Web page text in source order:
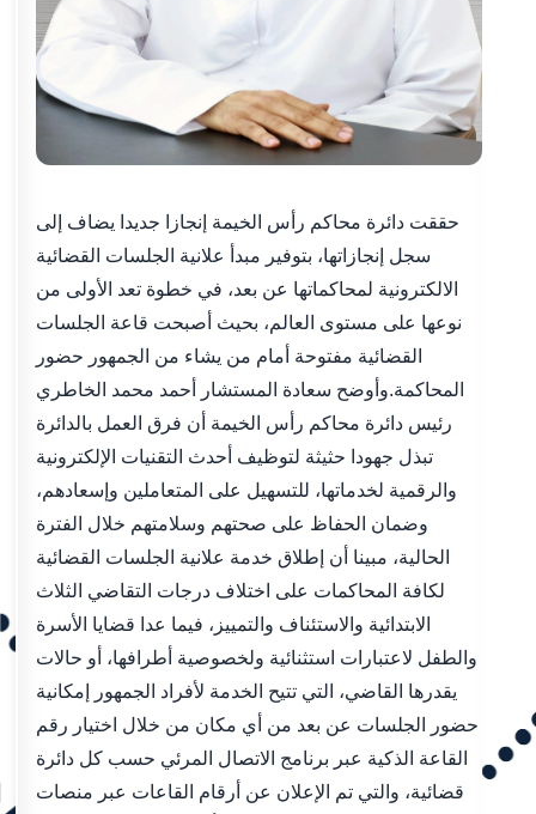
حققت دائرة محاكم رأس الخيمة إنجازا جديدا يضاف إلى
سجل إنجازاتها، بتوفير مبدأ علانية الجلسات القضائية
الالكترونية لمحاكماتها عن بعد، في خطوة تعد الأولى من
نوعها على مستوى العالم، بحيث أصبحت قاعة الجلسات
القضائية مفتوحة أمام من يشاء من الجمهور حضور
المحاكمة.وأوضح سعادة المستشار أحمد محمد الخاطري
رئيس دائرة محاكم رأس الخيمة أن فرق العمل بالدائرة
تبذل جهودا حثيثة لتوظيف أحدث التقنيات الإلكترونية
والرقمية لخدماتها، للتسهيل على المتعاملين وإسعادهم،
وضمان الحفاظ على صحتهم وسلامتهم خلال الفترة
الحالية، مبينا أن إطلاق خدمة علانية الجلسات القضائية
لكافة المحاكمات على اختلاف درجات التقاضي الثلاث
الابتدائية والاستئناف والتمييز، فيما عدا قضايا الأسرة
والطفل لاعتبارات استثنائية ولخصوصية أطرافها، أو حالات
يقدرها القاضي، التي تتيح الخدمة لأفراد الجمهور إمكانية
حضور الجلسات عن بعد من أي مكان من خلال اختيار رقم
القاعة الذكية عبر برنامج الاتصال المرئي حسب كل دائرة
قضائية، والتي تم الإعلان عن أرقام القاعات عبر منصات